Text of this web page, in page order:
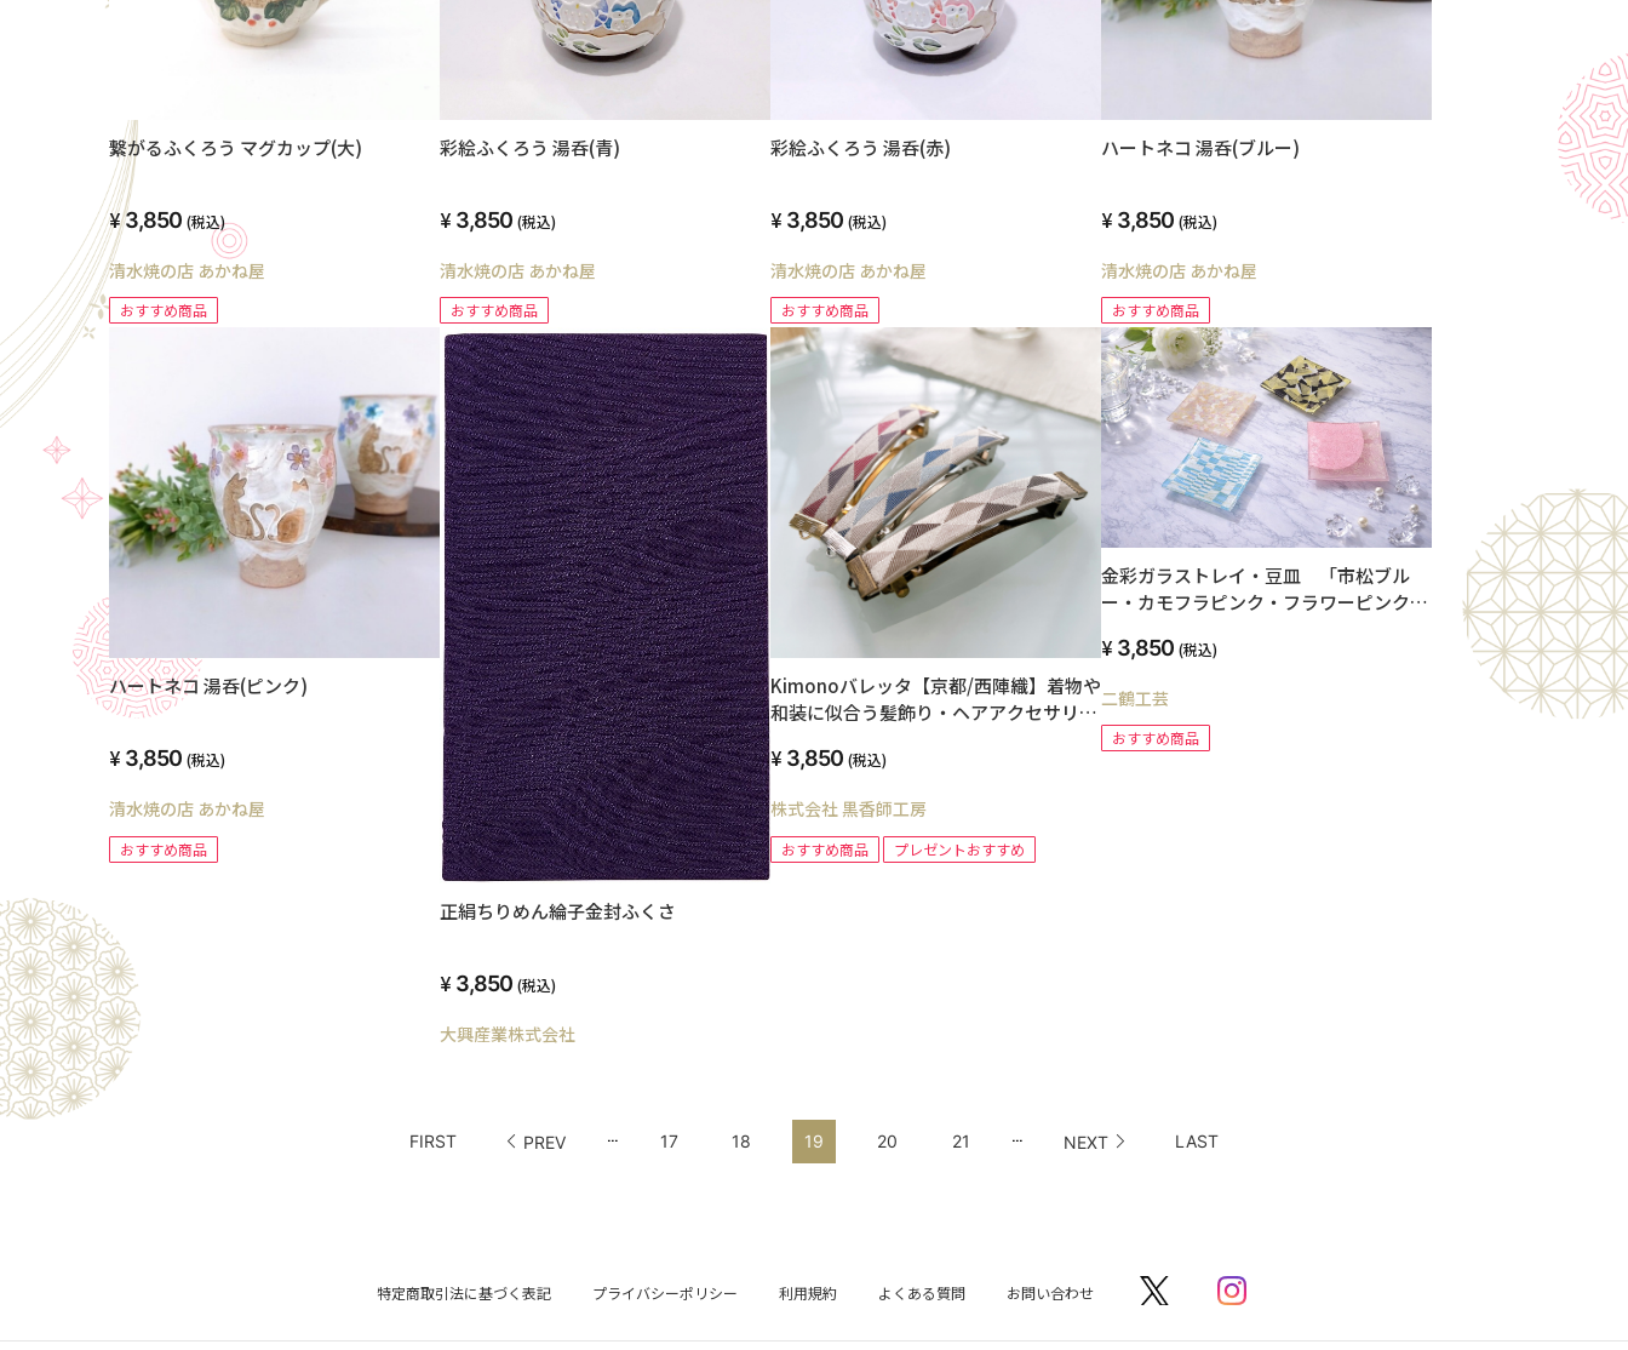
繋がるふくろう マグカップ(大)
3,850 (税込)
清水焼の店 あかね屋
おすすめ商品
彩絵ふくろう 湯呑(青)
3,850 (税込)
清水焼の店 あかね屋
おすすめ商品
彩絵ふくろう 湯呑(赤)
3,850 (税込)
清水焼の店 あかね屋
おすすめ商品
ハートネコ 湯呑(ブルー)
3,850 (税込)
清水焼の店 あかね屋
おすすめ商品
ハートネコ 湯呑(ピンク)
3,850 (税込)
清水焼の店 あかね屋
おすすめ商品
正絹ちりめん綸子金封ふくさ
3,850 (税込)
大興産業株式会社
Kimonoバレッタ【京都/西陣織】着物や
和装に似合う髪飾り・ヘアアクセサリー
3,850 (税込)
株式会社 黒香師工房
おすすめ商品 プレゼントおすすめ
金彩ガラストレイ・豆皿 「市松ブル
ー・カモフラピンク・フラワーピンク・
3,850 (税込)
二鶴工芸
おすすめ商品
FIRST PREV ... 17 18 19 20 21 ... NEXT LAST
特定商取引法に基づく表記 プライバシーポリシー 利用規約 よくある質問 お問い合わせ